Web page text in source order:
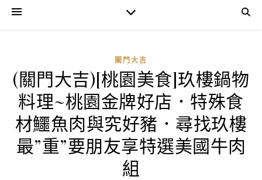
關門大吉
(關門大吉)[桃園美食]玖樓鍋物
料理~桃園金牌好店．特殊食
材鱷魚肉與究好豬．尋找玖樓
最”重”要朋友享特選美國牛肉
組